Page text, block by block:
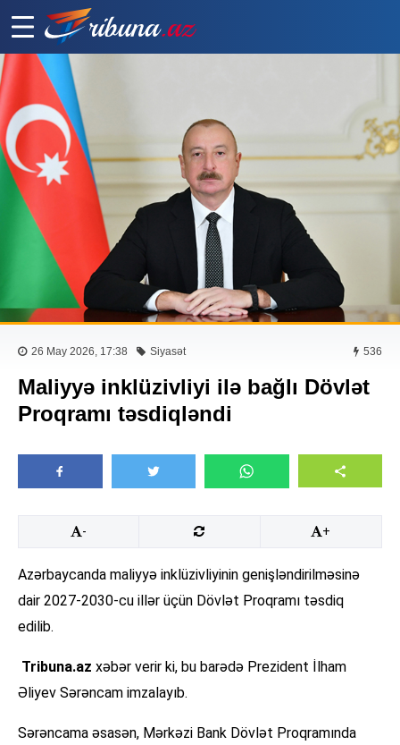
26 May 2026, 17:38 Siyasət 536
Maliyyə inklüzivliyi ilə bağlı Dövlət
Proqramı təsdiqləndi
- +
Azərbaycanda maliyyə inklüzivliyinin genişləndirilməsinə
dair 2027-2030-cu illər üçün Dövlət Proqramı təsdiq
edilib.
Tribuna.az xəbər verir ki, bu barədə Prezident İlham
Əliyev Sərəncam imzalayıb.
Sərəncama əsasən, Mərkəzi Bank Dövlət Proqramında